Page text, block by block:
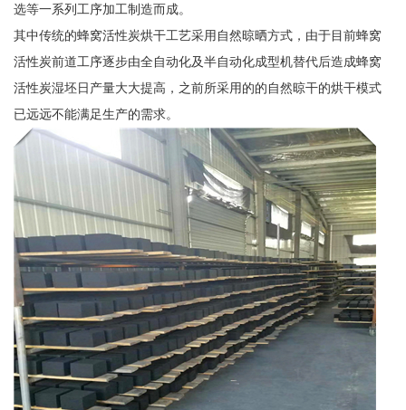
选等一系列工序加工制造而成。
其中传统的蜂窝活性炭烘干工艺采用自然晾晒方式，由于目前蜂窝
活性炭前道工序逐步由全自动化及半自动化成型机替代后造成蜂窝
活性炭湿坯日产量大大提高，之前所采用的的自然晾干的烘干模式
已远远不能满足生产的需求。